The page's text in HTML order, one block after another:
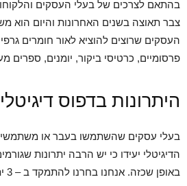
בהתאם לצרכים של בעלי העסקים
צבר תאוצה בשנים האחרונות והיום הוא
העסקים שרוצים להוציא לאור חומרים
פרסומיים, כרטיסי ביקור, יומנים, ספרים
היתרונות בדפוס
בעלי עסקים שהשתמשו בעבר או
הדיגיטלי יעידו כי יש הרבה יתרונות
באופן שכזה. אנחנו בחרנו להתמקד ב – 3 יתרונות עיקריים: